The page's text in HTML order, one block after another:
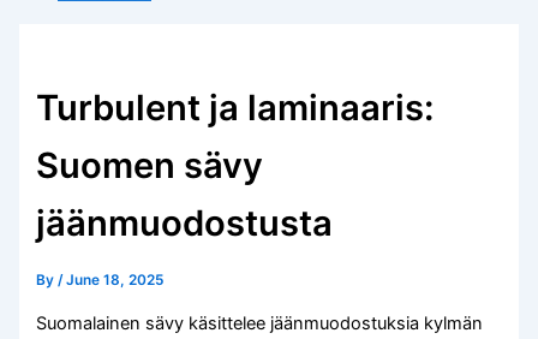
Turbulent ja laminaaris:
Suomen sävy
jäänmuodostusta
By/June 18, 2025
Suomalainen sävy käsittelee jäänmuodostuksia kylmän